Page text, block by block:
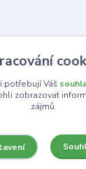
potřebují Váš
zobrazovat
zájmů.